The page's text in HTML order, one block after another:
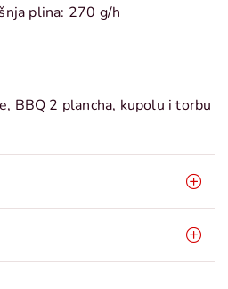
plina: 270 g/h
BBQ 2 plancha, kupolu i torbu